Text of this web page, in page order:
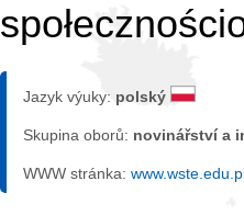
Jazyk výuky: polský
Skupina oborů: novinářství a
WWW stránka: